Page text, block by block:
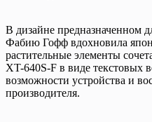
В дизайне предназначенном
Фабию Гофф вдохновила
растительные элементы
XT-640S-F в виде текстовых
возможности устройства и
производителя.